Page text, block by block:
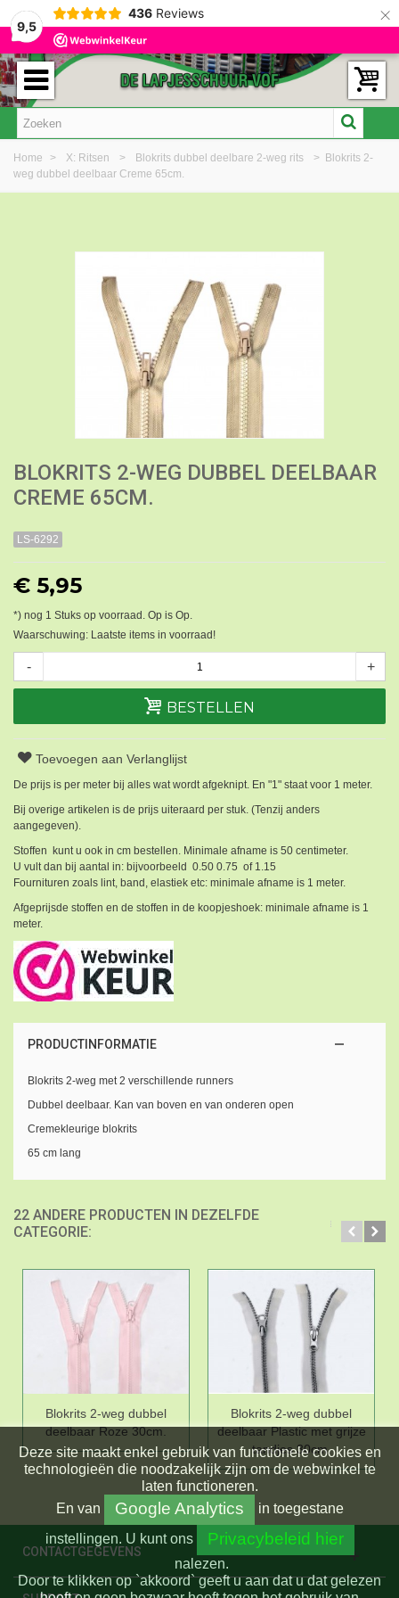
9,5
436 Reviews ×
Home > X: Ritsen > Blokrits dubbel deelbare 2-weg rits > Blokrits 2-
weg dubbel deelbaar Creme 65cm.
BLOKRITS 2-WEG DUBBEL DEELBAAR
CREME 65CM.
LS-6292
€ 5,95
*) nog 1 Stuks op voorraad. Op is Op.
Waarschuwing: Laatste items in voorraad!
- +
BESTELLEN
Toevoegen aan Verlanglijst
De prijs is per meter bij alles wat wordt afgeknipt. En "1" staat voor 1 meter.
Bij overige artikelen is de prijs uiteraard per stuk. (Tenzij anders
aangegeven).
Stoffen kunt u ook in cm bestellen. Minimale afname is 50 centimeter.
U vult dan bij aantal in: bijvoorbeeld 0.50 0.75 of 1.15
Fournituren zoals lint, band, elastiek etc: minimale afname is 1 meter.
Afgeprijsde stoffen en de stoffen in de koopjeshoek: minimale afname is 1
meter.
PRODUCTINFORMATIE
Blokrits 2-weg met 2 verschillende runners
Dubbel deelbaar. Kan van boven en van onderen open
Cremekleurige blokrits
65 cm lang
22 ANDERE PRODUCTEN IN DEZELFDE
CATEGORIE:
Blokrits 2-weg dubbel
deelbaar Roze 30cm.
Blokrits 2-weg dubbel
deelbaar Plastic met grijze
tandjes 30cm.
CONTACTGEGEVENS
Deze site maakt enkel gebruik van functionele cookies en
technologieën die noodzakelijk zijn om de webwinkel te
laten functioneren.
En van Google Analytics
in toegestane
instellingen. U kunt ons Privacybeleid hier
nalezen.
Door te klikken op `akkoord` geeft u aan dat u dat gelezen